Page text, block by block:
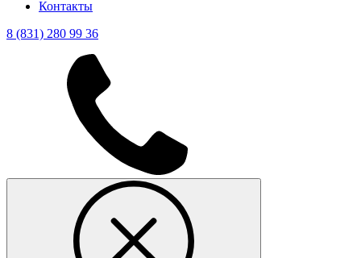
Контакты
8 (831) 280 99 36